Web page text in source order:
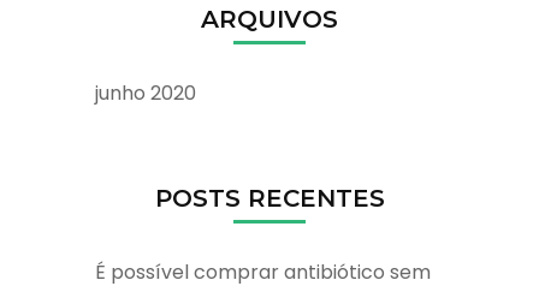
ARQUIVOS
junho 2020
POSTS RECENTES
É possível comprar antibiótico sem